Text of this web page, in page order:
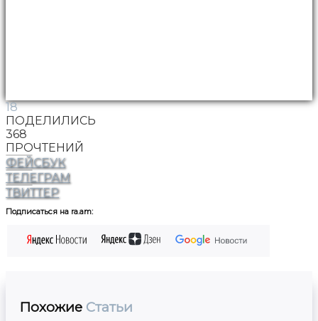
18
ПОДЕЛИЛИСЬ
368
ПРОЧТЕНИЙ
ФЕЙСБУК
ТЕЛЕГРАМ
ТВИТТЕР
Подписаться на ra.am:
Похожие Статьи